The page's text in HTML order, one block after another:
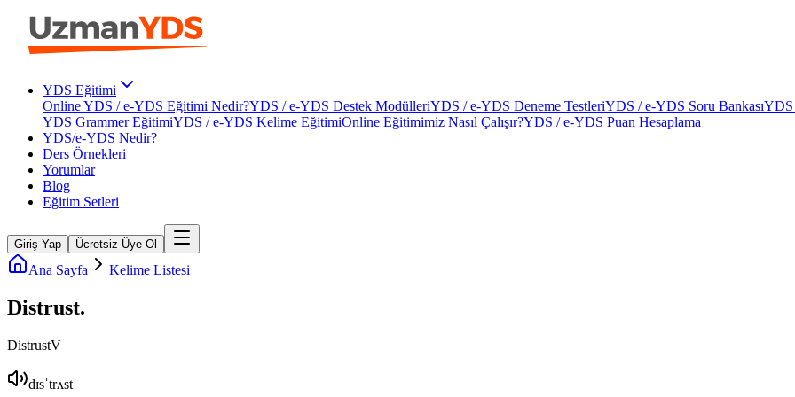
YDS Eğitimi
Online YDS / e-YDS Eğitimi Nedir?YDS / e-YDS Destek ModülleriYDS / e-YDS Deneme TestleriYDS / e-YDS Soru BankasıYDS
YDS Grammer EğitimiYDS / e-YDS Kelime EğitimiOnline Eğitimimiz Nasıl Çalışır?YDS / e-YDS Puan Hesaplama
YDS/e-YDS Nedir?
Ders Örnekleri
Yorumlar
Blog
Eğitim Setleri
Giriş Yap Ücretsiz Üye Ol
Ana Sayfa Kelime Listesi
Distrust.
DistrustV
dɪsˈtrʌst